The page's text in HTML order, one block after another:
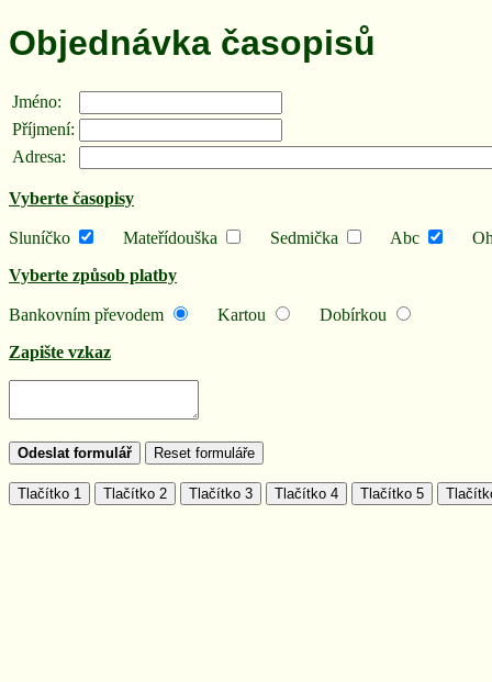
Objednávka časopisů
Jméno:
Příjmení:
Adresa:
Vyberte časopisy
Sluníčko Mateřídouška Sedmička Abc
Vyberte způsob platby
Bankovním převodem Kartou
Dobírkou
Zapište vzkaz